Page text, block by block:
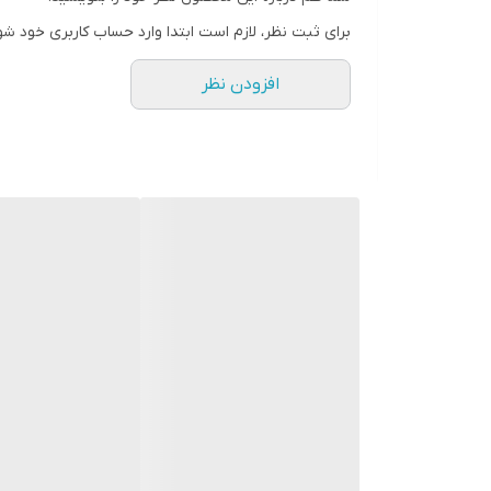
برای ثبت نظر، لازم است ابتدا وارد حساب کاربری خود
افزودن نظر